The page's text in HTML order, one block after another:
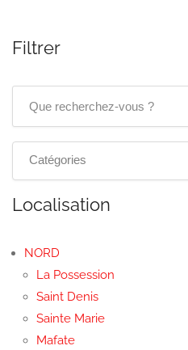
Filtrer
Catégories
Localisation
NORD
La Possession
Saint Denis
Sainte Marie
Mafate